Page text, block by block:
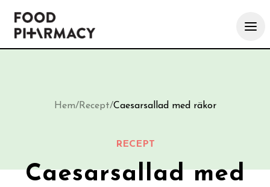
Hem/Recept/Caesarsallad med räkor
RECEPT
Caesarsallad med